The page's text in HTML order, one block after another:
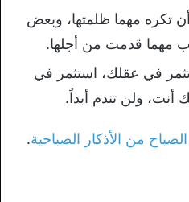
تكره مهما ظلمتها، وبعض
مهما قدمت من أجلها.
في عقلك، استثمر في
أنت، ولن تندم أبداً.
من الأذكار الصباحية.